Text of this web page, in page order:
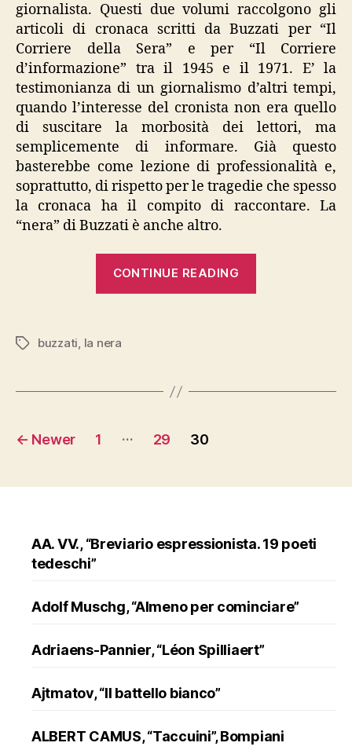
giornalista. Questi due volumi raccolgono gli
articoli di cronaca scritti da Buzzati per “Il
Corriere della Sera” e per “Il Corriere
d’informazione” tra il 1945 e il 1971. E’ la
testimonianza di un giornalismo d’altri tempi,
quando l’interesse del cronista non era quello
di suscitare la morbosità dei lettori, ma
semplicemente di informare. Già questo
basterebbe come lezione di professionalità e,
soprattutto, di rispetto per le tragedie che spesso
la cronaca ha il compito di raccontare. La
“nera” di Buzzati è anche altro.
CONTINUE READING
Tagsbuzzati, la nera
Posts
← Newer 1 … 29 30
AA. VV., “Breviario espressionista. 19 poeti
tedeschi”
Adolf Muschg, “Almeno per cominciare”
Adriaens-Pannier, “Léon Spilliaert”
Ajtmatov, “Il battello bianco”
ALBERT CAMUS, “Taccuini”, Bompiani